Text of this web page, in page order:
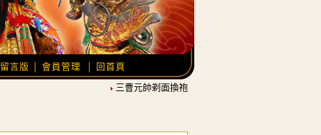
留言版 會員管理
回首頁
三曹元帥剃面換袍，農曆12月21日覆靈開光。